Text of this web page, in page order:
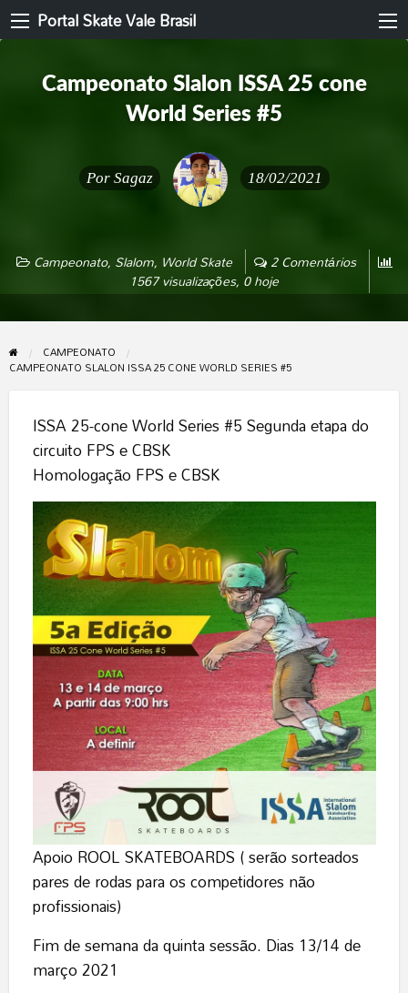
Portal Skate Vale Brasil
Campeonato Slalon ISSA 25 cone
World Series #5
Por Sagaz 18/02/2021
Campeonato, Slalom, World Skate 2 Comentários
1567 visualizações, 0 hoje
CAMPEONATO
CAMPEONATO SLALON ISSA 25 CONE WORLD SERIES #5
ISSA 25-cone World Series #5 Segunda etapa do
circuito FPS e CBSK
Homologação FPS e CBSK
Apoio ROOL SKATEBOARDS ( serão sorteados
pares de rodas para os competidores não
profissionais)
Fim de semana da quinta sessão. Dias 13/14 de
março 2021